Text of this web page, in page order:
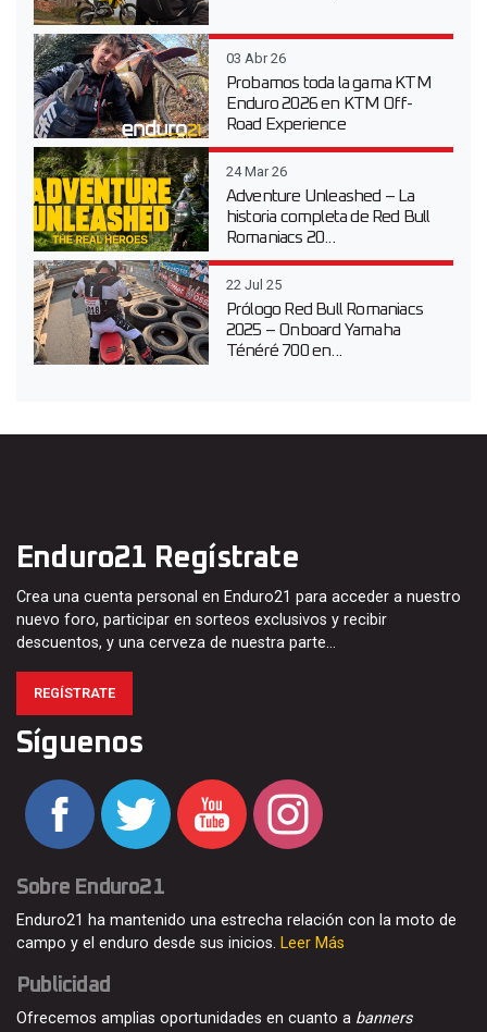
03 Abr 26
Probamos toda la gama KTM
Enduro 2026 en KTM Off-
Road Experience
24 Mar 26
Adventure Unleashed – La
historia completa de Red Bull
Romaniacs 20...
22 Jul 25
Prólogo Red Bull Romaniacs
2025 – Onboard Yamaha
Ténéré 700 en...
Enduro21 Regístrate
Crea una cuenta personal en Enduro21 para acceder a nuestro
nuevo foro, participar en sorteos exclusivos y recibir
descuentos, y una cerveza de nuestra parte…
REGÍSTRATE
Síguenos
Sobre Enduro21
Enduro21 ha mantenido una estrecha relación con la moto de
campo y el enduro desde sus inicios. Leer Más
Publicidad
Ofrecemos amplias oportunidades en cuanto a banners